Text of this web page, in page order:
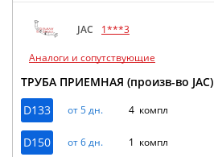
JAC 1***3
Аналоги и сопутствующие
ТРУБА ПРИЕМНАЯ (произв-во JAC)
D133
от 5 дн. 4 компл
D150 от 6 дн. 1 компл